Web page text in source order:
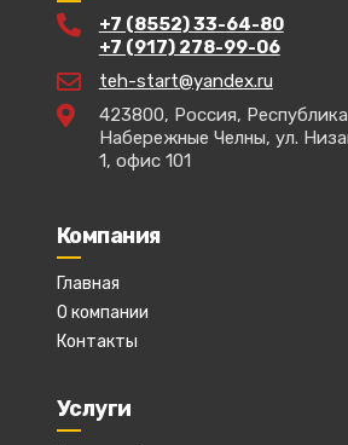
+7 (8552) 33-64-80
+7 (917) 278-99-06
teh-start@yandex.ru
423800, Россия,
Набережные Челны, ул.
1, офис 101
Компания
Главная
О компании
Контакты
Услуги